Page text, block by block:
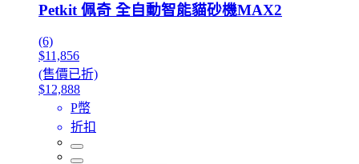
Petkit 佩奇 全自動智能貓砂機MAX2
(6)
$11,856
(售價已折)
$12,888
P幣
折扣